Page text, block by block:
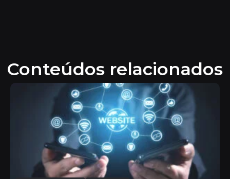
Conteúdos relacionados